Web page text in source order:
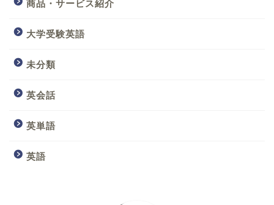
商品・サービス紹介
大学受験英語
未分類
英会話
英単語
英語